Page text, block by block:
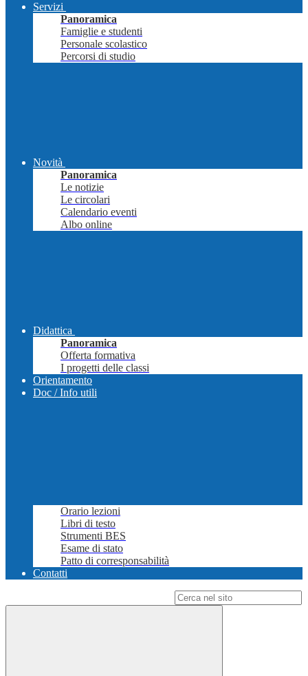
Servizi
Panoramica
Famiglie e studenti
Personale scolastico
Percorsi di studio
Novità
Panoramica
Le notizie
Le circolari
Calendario eventi
Albo online
Didattica
Panoramica
Offerta formativa
I progetti delle classi
Orientamento
Doc / Info utili
Orario lezioni
Libri di testo
Strumenti BES
Esame di stato
Patto di corresponsabilità
Contatti